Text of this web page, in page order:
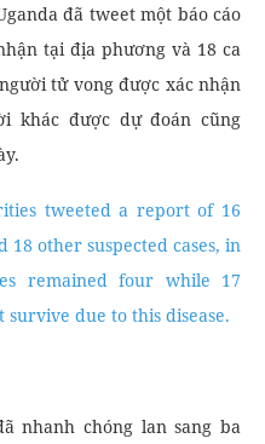
đã tweet một báo cáo
tại địa phương và 18 ca
tử vong được xác nhận
khác được dự đoán cũng
tweeted a report of 16
18 other suspected cases, in
remained four while 17
due to this disease.
nhanh chóng lan sang ba